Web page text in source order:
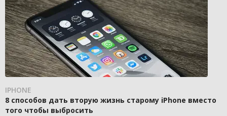
IPHONE
8 способов дать вторую жизнь старому iPhone вместо
того чтобы выбросить